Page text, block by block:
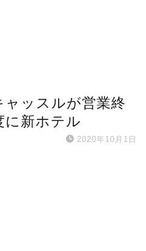
ャッスルが営業終
に新ホテル
2020年10月1日